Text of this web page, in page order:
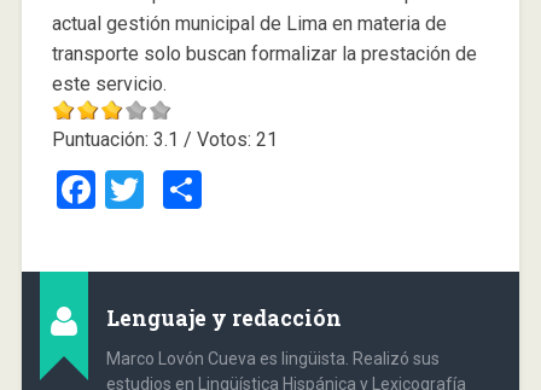
actual gestión municipal de Lima en materia de
transporte solo buscan formalizar la prestación de
este servicio.
Puntuación: 3.1 / Votos: 21
Facebook
TwitterCompartir
Lenguaje y redacción
Marco Lovón Cueva es lingüista. Realizó sus
estudios en Lingüística Hispánica y Lexicografía